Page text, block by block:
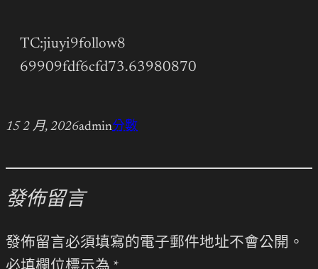
TC:jiuyi9follow8
69909fdf6cfd73.63980870
15 2 月, 2026admin分數
發佈留言
發佈留言必須填寫的電子郵件地址不會公開。